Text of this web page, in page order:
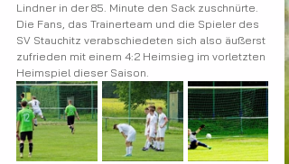
Lindner in der 85. Minute den Sack zuschnürte.
Die Fans, das Trainerteam und die Spieler des
SV Stauchitz verabschiedeten sich also äußerst
zufrieden mit einem 4:2 Heimsieg im vorletzten
Heimspiel dieser Saison.